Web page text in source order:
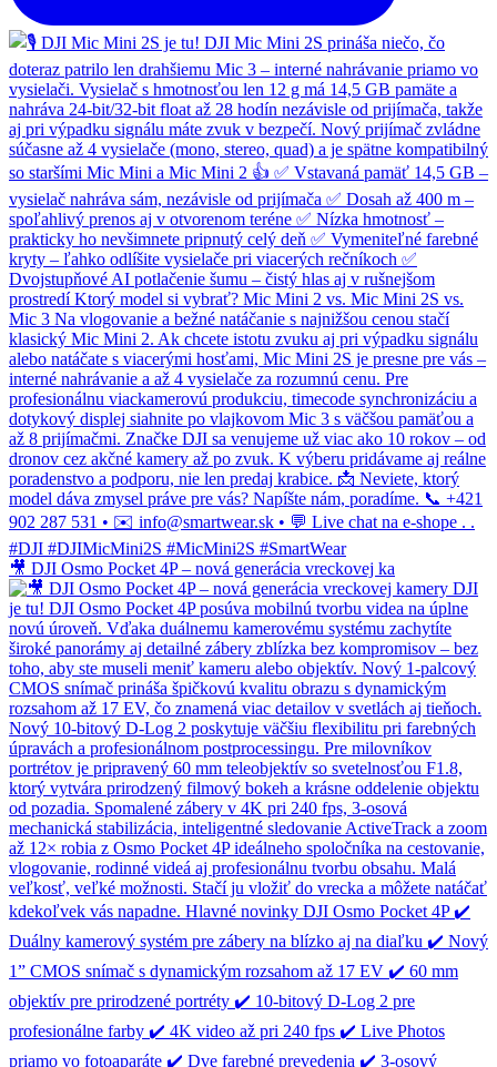
🎥 DJI Osmo Pocket 4P – nová generácia vreckovej ka